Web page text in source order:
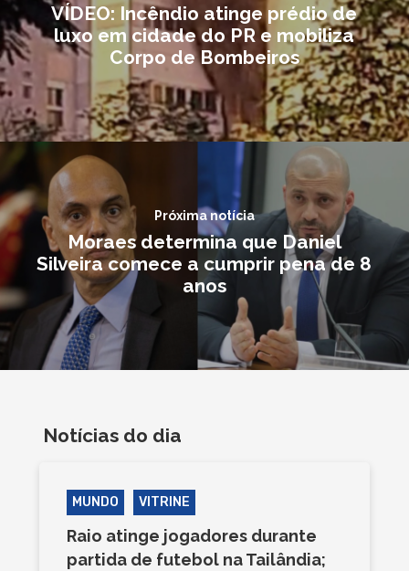
VÍDEO: Incêndio atinge prédio de
luxo em cidade do PR e mobiliza
Corpo de Bombeiros
Próxima notícia
Moraes determina que Daniel
Silveira comece a cumprir pena de 8
anos
Notícias do dia
MUNDO VITRINE
Raio atinge jogadores durante
partida de futebol na Tailândia;